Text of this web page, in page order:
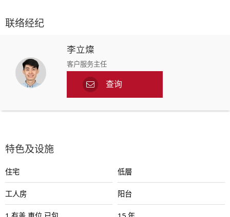
联络经纪
李立燦
客户服务主任
查询
特色及设施
住宅 低層
工人房 阳台